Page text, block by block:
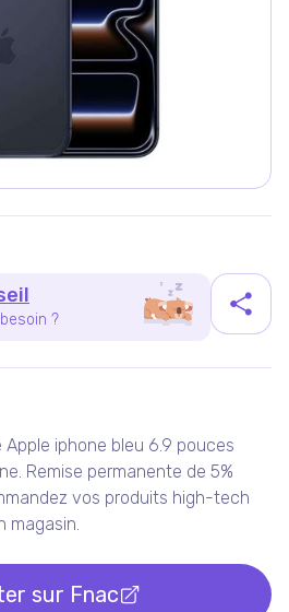
besoin ?
produit
iphone bleu 6.9 pouces
Remise permanente de 5%
vos produits high-tech
magasin.
sur Fnac